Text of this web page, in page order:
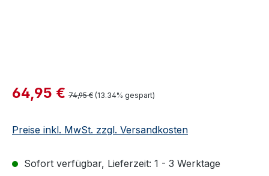
Verkaufspreis:
64,95 € Regulärer Preis:
74,95 € (13.34% gespart)
Preise inkl. MwSt. zzgl. Versandkosten
Sofort verfügbar, Lieferzeit: 1 - 3 Werktage